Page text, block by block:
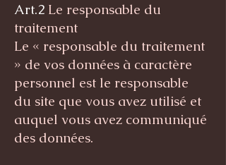
Art.2 Le responsable du
traitement
Le « responsable du traitement
» de vos données à caractère
personnel est le responsable
du site que vous avez utilisé et
auquel vous avez communiqué
des données.